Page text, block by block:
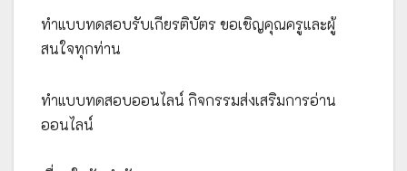
ทำแบบทดสอบรับเกียรติบัตร ขอเชิญคุณครูและผู้
สนใจทุกท่าน
ทำแบบทดสอบออนไลน์ กิจกรรมส่งเสริมการอ่าน
ออนไลน์